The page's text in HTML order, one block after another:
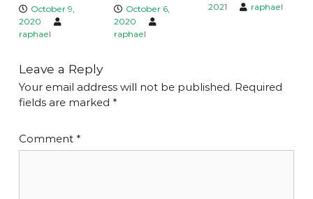
October 9,
2020
raphael
October 6,
2020
raphael
2021
raphael
Leave a Reply
Your email address will not be published. Required
fields are marked *
Comment *